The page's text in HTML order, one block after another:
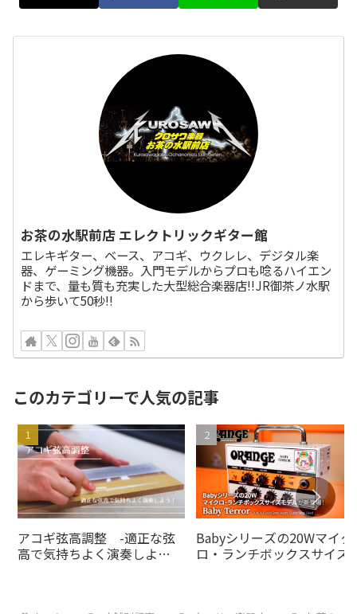
お茶の水駅前店 エレクトリックギター館
エレキギター、ベース、アコギ、ウクレレ、デジタル楽
器、ゲーミング機器。入門モデルからプロも唸るハイエン
ドまで、量も質も充実した大型総合楽器店!!JR御茶ノ水駅
から歩いて50秒!!
このカテゴリーで人気の記事
アコギ弦高調整 -適正な弦
高で気持ちよく演奏しよ
Babyシリーズの20Wマイク
ロ・ランチボックスサイズ